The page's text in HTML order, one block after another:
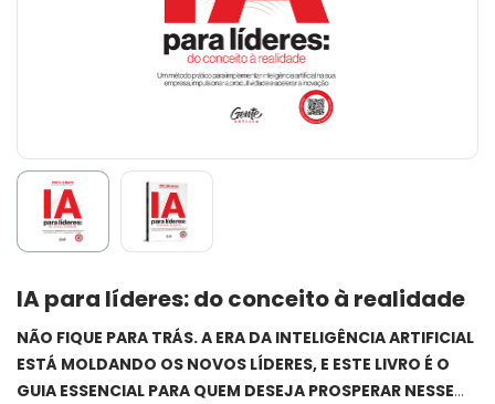
IA para líderes: do conceito à realidade
NÃO FIQUE PARA TRÁS. A ERA DA INTELIGÊNCIA ARTIFICIAL
ESTÁ MOLDANDO OS NOVOS LÍDERES, E ESTE LIVRO É O
GUIA ESSENCIAL PARA QUEM DESEJA PROSPERAR NESSE